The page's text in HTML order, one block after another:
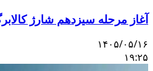
آغاز مرحله سیزدهم شارژ
۱۴۰۵/۰۵/۱۶
۱۹:۲۵